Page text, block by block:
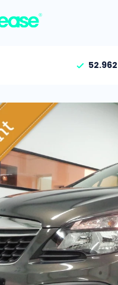
Gehele aanbod
Bekijk volledig
Bekijk alle
Hele aanbod
Bekijk alle
EV’s/Hybrides
Bekijk alle
Bedrijfswagens
Bekijk alle